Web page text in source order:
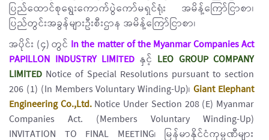
ပြည်ထောင်စုရွေးကောက်ပွဲကော်မရှင်ရုံး အမိန့်ကြော်ငြာစာ၊
ပြည်တွင်းအခွန်များဦးစီးဌာန အမိန့်ကြော်ငြာစာ၊
အပိုင်း (၄) တွင် In the matter of the Myanmar Companies Act
PAPILLON INDUSTRY LIMITED နှင့် LEO GROUP COMPANY
LIMITED Notice of Special Resolutions pursuant to section
206 (1) (In Members Voluntary Winding-Up)၊Giant Elephant
Engineering Co.,Ltd.Notice Under Section 208 (E) Myanmar
Companies Act. (Members Voluntary Winding-Up)
INVITATION TO FINAL MEETING၊ မြန်မာနိုင်ငံကုမ္ပဏီများ